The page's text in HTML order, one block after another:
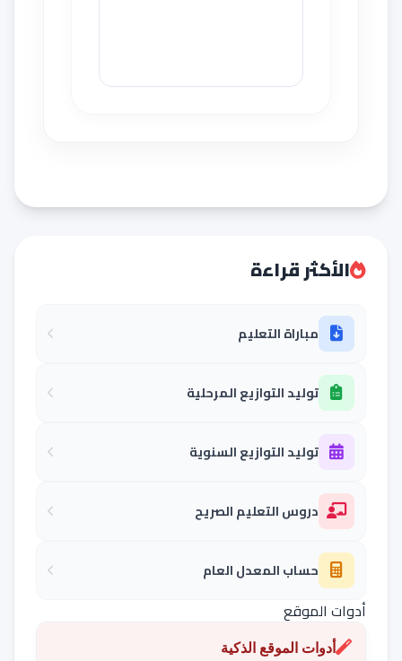
الأكثر قراءة
مباراة التعليم
توليد التوازيع المرحلية
توليد التوازيع السنوية
دروس التعليم الصريح
حساب المعدل العام
أدوات الموقع
أدوات الموقع الذكية